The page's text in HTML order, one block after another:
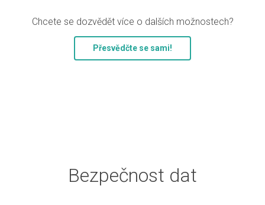
Chcete se dozvědět více o dalších možnostech?
Přesvědčte se sami!
Bezpečnost dat